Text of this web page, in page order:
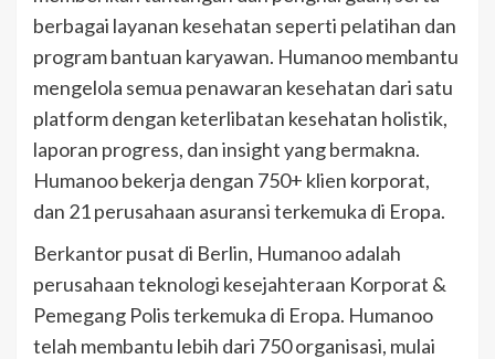
berbagai layanan kesehatan seperti pelatihan dan
program bantuan karyawan. Humanoo membantu
mengelola semua penawaran kesehatan dari satu
platform dengan keterlibatan kesehatan holistik,
laporan progress, dan insight yang bermakna.
Humanoo bekerja dengan 750+ klien korporat,
dan 21 perusahaan asuransi terkemuka di Eropa.
Berkantor pusat di Berlin, Humanoo adalah
perusahaan teknologi kesejahteraan Korporat &
Pemegang Polis terkemuka di Eropa. Humanoo
telah membantu lebih dari 750 organisasi, mulai